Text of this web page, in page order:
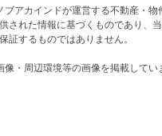
アカインドが運営する不動産・物
された情報に基づくものであり、
証するものではありません。
・周辺環境等の画像を掲載してい